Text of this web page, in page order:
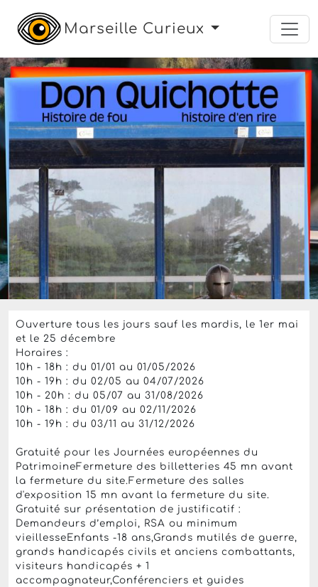
Marseille Curieux
exposition loisirs musée
Du mercredi 15 octobre 2025 au mercredi 19
août 2026
BILLETS POUR MUCEM
MUSÉE DES CIVILISATIONS
DE L'EUROPE ET DE LA
MÉDITERRANÉE
Le Mucem , Marseille
11 Euros
Réserver une place :
- Surticketac.compour 11 €
- Surfnac.com pour 12,50 €
Ouverture tous les jours sauf les mardis, le 1er mai
et le 25 décembre
Horaires :
10h - 18h : du 01/01 au 01/05/2026
10h - 19h : du 02/05 au 04/07/2026
10h - 20h : du 05/07 au 31/08/2026
10h - 18h : du 01/09 au 02/11/2026
10h - 19h : du 03/11 au 31/12/2026
Gratuité pour les Journées européennes du
PatrimoineFermeture des billetteries 45 mn avant
la fermeture du site.Fermeture des salles
d'exposition 15 mn avant la fermeture du site.
Gratuité sur présentation de justificatif :
Demandeurs d’emploi, RSA ou minimum
vieillesseEnfants -18 ans,Grands mutilés de guerre,
grands handicapés civils et anciens combattants,
visiteurs handicapés + 1
accompagnateur,Conférenciers et guides